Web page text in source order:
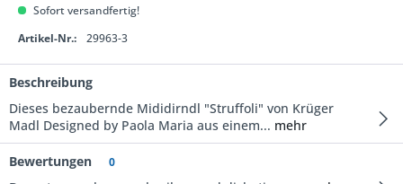
Sofort versandfertig!
Artikel-Nr.:
29963-3
Beschreibung
Dieses bezaubernde Mididirndl "Struffoli" von Krüger
Madl Designed by Paola Maria aus einem... mehr
Bewertungen 0